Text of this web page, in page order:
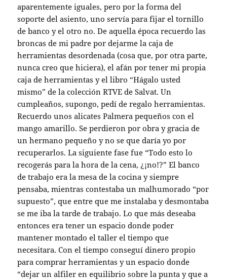
aparentemente iguales, pero por la forma del
soporte del asiento, uno servía para fijar el tornillo
de banco y el otro no. De aquella época recuerdo las
broncas de mi padre por dejarme la caja de
herramientas desordenada (cosa que, por otra parte,
nunca creo que hiciera), el afán por tener mi propia
caja de herramientas y el libro “Hágalo usted
mismo” de la colección RTVE de Salvat. Un
cumpleaños, supongo, pedí de regalo herramientas.
Recuerdo unos alicates Palmera pequeños con el
mango amarillo. Se perdieron por obra y gracia de
un hermano pequeño y no se que daría yo por
recuperarlos. La siguiente fase fue “Todo esto lo
recogerás para la hora de la cena, ¿¡no!?” El banco
de trabajo era la mesa de la cocina y siempre
pensaba, mientras contestaba un malhumorado “por
supuesto”, que entre que me instalaba y desmontaba
se me iba la tarde de trabajo. Lo que más deseaba
entonces era tener un espacio donde poder
mantener montado el taller el tiempo que
necesitara. Con el tiempo conseguí dinero propio
para comprar herramientas y un espacio donde
“dejar un alfiler en equilibrio sobre la punta y que a